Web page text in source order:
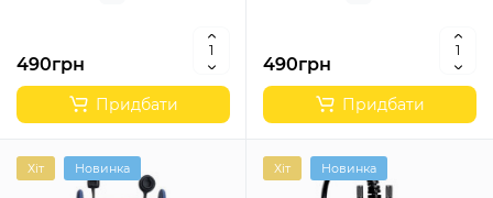
490грн
Придбати
490грн
Придбати
Хіт Новинка Хіт Новинка